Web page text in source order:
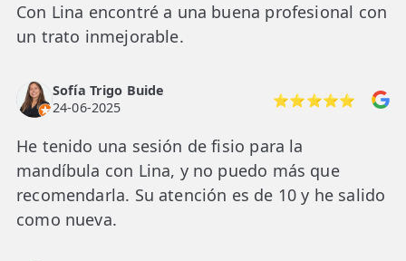
Con Lina encontré a una buena profesional con
un trato inmejorable.
Sofía Trigo Buide
24-06-2025
⭐⭐⭐⭐⭐
He tenido una sesión de fisio para la
mandíbula con Lina, y no puedo más que
recomendarla. Su atención es de 10 y he salido
como nueva.